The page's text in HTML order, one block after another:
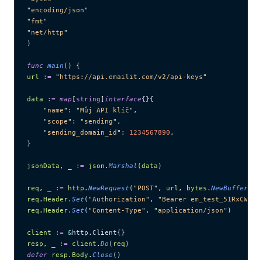
"encoding/json"
" fmt"
" net/http"
)
func main () {
url := " https://api.emailit.com/v2/api-keys"
data := map [ string] interface{}{
    "
name" : "Můj API klíč" ,
    "
scope" : " sending" ,
    "
sending_domain_id " : 1234567890 ,
}
jsonData , := json .Marshal (data )
req , := http . NewRequest ( " POST" , url , bytes . NewBuffer
req . Header. Set ( "Authorization" , "Bearer
req . Header. Set ( "Content-Type" , "application/json" )
client := &http.Client{}
resp , := client . Do ( req )
defer resp . Body . Close ()